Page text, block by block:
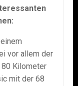
vor allem der
80 Kilometer
mit der 68